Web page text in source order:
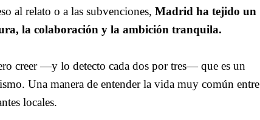
al relato o a las subvenciones, Madrid ha tejido un
la colaboración y la ambición tranquila.
creer —y lo detecto cada dos por tres— que es un
Una manera de entender la vida muy común entre
locales.